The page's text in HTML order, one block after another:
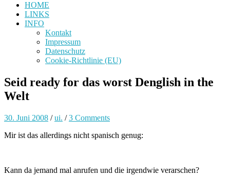
HOME
LINKS
INFO
Kontakt
Impressum
Datenschutz
Cookie-Richtlinie (EU)
Seid ready for das worst Denglish in the
Welt
30. Juni 2008 /ui. /3 Comments
Mir ist das allerdings nicht spanisch genug:
Kann da jemand mal anrufen und die irgendwie verarschen?